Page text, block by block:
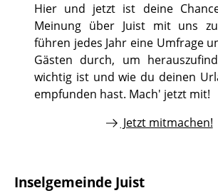
Hier und jetzt ist deine
Meinung über Juist mit uns
führen jedes Jahr eine Umfrage
Gästen durch, um
wichtig ist und wie du deinen
empfunden hast. Mach' jetzt mit!
Jetzt mitmachen!
Inselgemeinde Juist